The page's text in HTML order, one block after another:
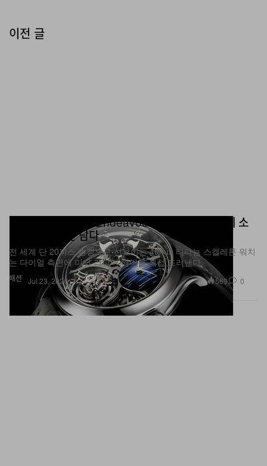
수 있다.
패션
리·빛·움직임을 담다
전 세계 단 20피스 한정으로 선보이는 40mm 티타늄 스켈레톤 워치
는 다이얼 측면에 미닛 리피터 해머를 직접 드러낸다.
Jul 23, 2026